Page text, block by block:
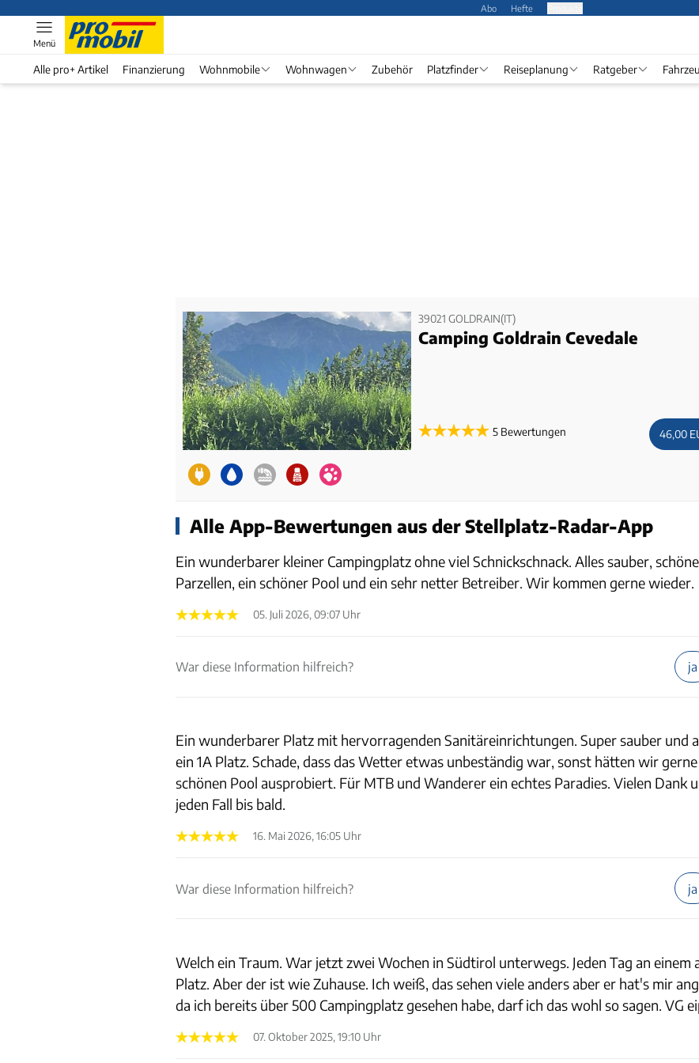
Abo Hefte
Menü
Alle pro+ Artikel Finanzierung Wohnmobile Wohnwagen Zubehör Platzfinder Reiseplanung Ratgeber
39021 GOLDRAIN(IT)
Camping Goldrain Cevedale
5 Bewertungen 46,00
Alle App-Bewertungen aus der Stellplatz-Radar-App
Ein wunderbarer kleiner Campingplatz ohne viel Schnickschnack. Alles sauber, schöne
Parzellen, ein schöner Pool und ein sehr netter Betreiber. Wir kommen gerne wieder.
05. Juli 2026, 09:07 Uhr
War diese Information hilfreich? ja
Ein wunderbarer Platz mit hervorragenden Sanitäreinrichtungen. Super sauber und
ein 1A Platz. Schade, dass das Wetter etwas unbeständig war, sonst hätten wir
schönen Pool ausprobiert. Für MTB und Wanderer ein echtes Paradies. Vielen Dank
jeden Fall bis bald.
16. Mai 2026, 16:05 Uhr
War diese Information hilfreich? ja
Welch ein Traum. War jetzt zwei Wochen in Südtirol unterwegs. Jeden Tag an einem
Platz. Aber der ist wie Zuhause. Ich weiß, das sehen viele anders aber er hat's mir
da ich bereits über 500 Campingplatz gesehen habe, darf ich das wohl so sagen. VG
07. Oktober 2025, 19:10 Uhr